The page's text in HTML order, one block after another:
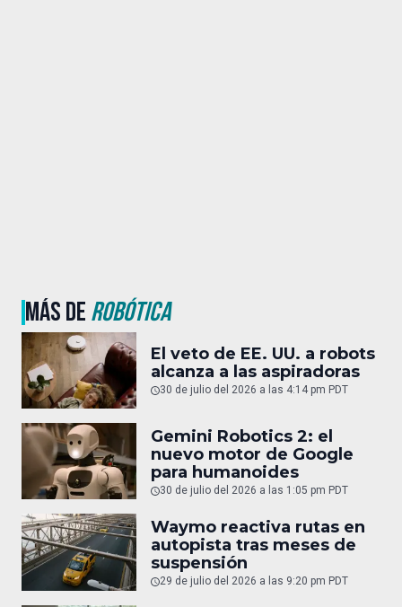
MÁS DEROBÓTICA
El veto de EE. UU. a robots
alcanza a las aspiradoras
30 de julio del 2026 a las 4:14 pm PDT
Gemini Robotics 2: el
nuevo motor de Google
para humanoides
30 de julio del 2026 a las 1:05 pm PDT
Waymo reactiva rutas en
autopista tras meses de
suspensión
29 de julio del 2026 a las 9:20 pm PDT